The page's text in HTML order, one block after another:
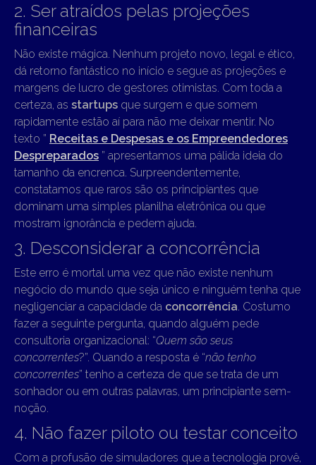
2. Ser atraídos pelas projeções
financeiras
Não existe mágica. Nenhum projeto novo, legal e ético,
dá retorno fantástico no início e segue as projeções e
margens de lucro de gestores otimistas. Com toda a
certeza, as startups que surgem e que somem
rapidamente estão aí para não me deixar mentir. No
texto ” Receitas e Despesas e os Empreendedores
Despreparados ” apresentamos uma pálida ideia do
tamanho da encrenca. Surpreendentemente,
constatamos que raros são os principiantes que
dominam uma simples planilha eletrônica ou que
mostram ignorância e pedem ajuda.
3. Desconsiderar a concorrência
Este erro é mortal uma vez que não existe nenhum
negócio do mundo que seja único e ninguém tenha que
negligenciar a capacidade da concorrência. Costumo
fazer a seguinte pergunta, quando alguém pede
consultoria organizacional: “Quem são seus
concorrentes?”. Quando a resposta é “não tenho
concorrentes” tenho a certeza de que se trata de um
sonhador ou em outras palavras, um principiante sem-
noção.
4. Não fazer piloto ou testar conceito
Com a profusão de simuladores que a tecnologia provê,